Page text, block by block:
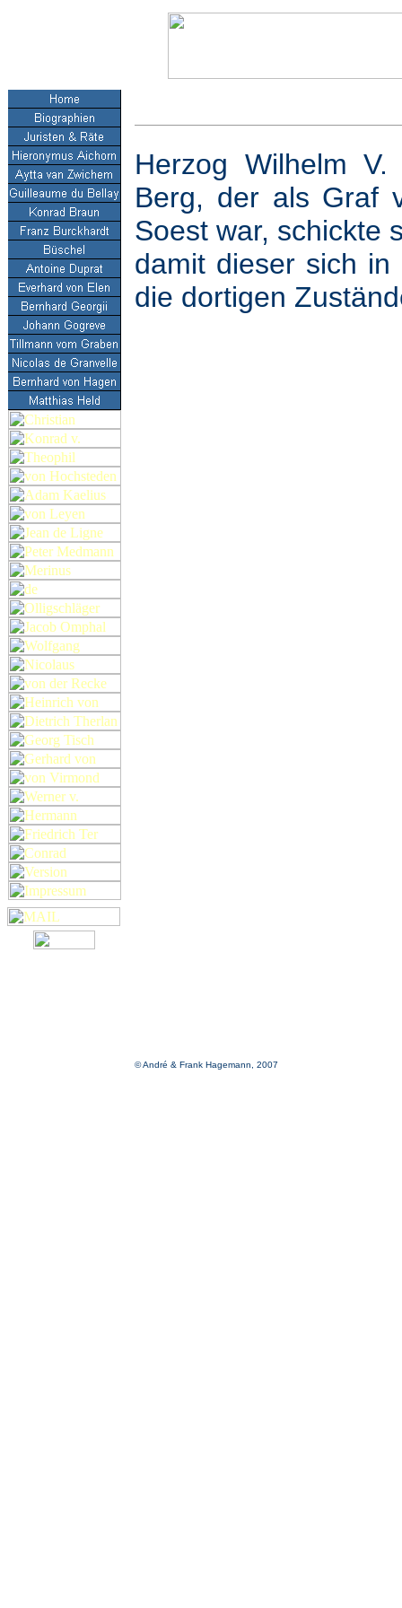
Herzog Wilhelm
Berg, der als Graf
Soest war, schickte
damit dieser sich
die dortigen
© André & Frank Hagemann, 2007